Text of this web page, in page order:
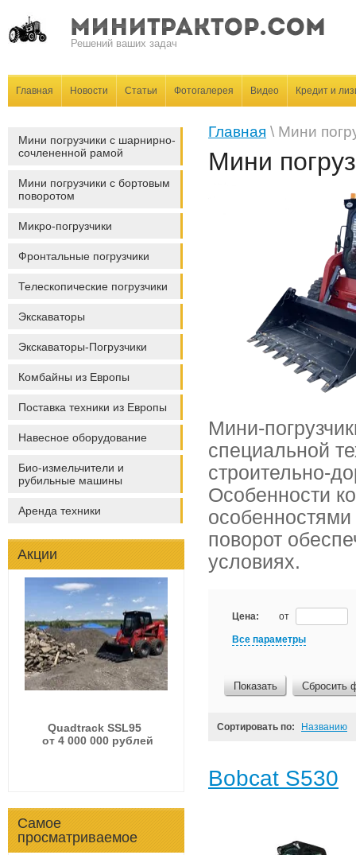
Решений ваших задач
Главная Новости Статьи Фотогалерея Видео Кредит и
Мини погрузчики с шарнирно-
сочлененной рамой
Мини погрузчики с бортовым
поворотом
Микро-погрузчики
Фронтальные погрузчики
Телескопические погрузчики
Экскаваторы
Экскаваторы-Погрузчики
Комбайны из Европы
Поставка техники из Европы
Навесное оборудование
Био-измельчители и
рубильные машины
Аренда техники
Акции
Quadtrack SSL95
от 4 000 000 рублей
Самое
просматриваемое
Главная \ Мини
Мини
Мини-
специальной
строительно-
Особенности
особенностями
поворот
условиях.
Цена: от
Все параметры
Показать Сбросить
Сортировать по: Названию
Bobcat S530